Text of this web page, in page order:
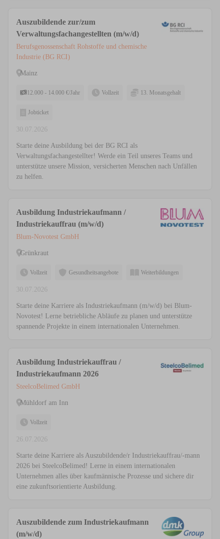
Auszubildende zur/zum
Verwaltungsfachangestellten (m/w/d)
Berufsgenossenschaft Rohstoffe und chemische
Industrie (BG RCI)
Mainz
12.000 - 14.000 €/Jahr Vollzeit 13. Monatsgehalt
Jobticket
30.07.2026
Starte deine Ausbildung bei der BG RCI als
Verwaltungsfachangestellter! Werde ein Teil unseres Teams und
unterstütze unsere Mission, versicherten Menschen nach Unfällen
zu helfen.
Ausbildung Industriekaufmann /
Industriekauffrau (m/w/d)
Blum-Novotest GmbH
Grünkraut
Vollzeit Gesundheitsangebote Weiterbildungen
30.07.2026
Starte deine Karriere als Industriekaufmann (m/w/d) bei Blum-
Novotest! Lerne betriebliche Abläufe zu planen und unterstütze
spannende Projekte in einem internationalen Unternehmen.
Ausbildung Industriekauffrau /
Industriekaufmann 2026
SteelcoBelimed GmbH
Mühldorf am Inn
Vollzeit
26.07.2026
Starte deine Karriere als Auszubildende/r Industriekauffrau/-mann
2026 bei SteelcoBelimed! Lerne in einem internationalen
Unternehmen alles über kaufmännische Prozesse und sichere dir
eine zukunftsorientierte Ausbildung.
Auszubildende zum Industriekaufmann
(m/w/d)